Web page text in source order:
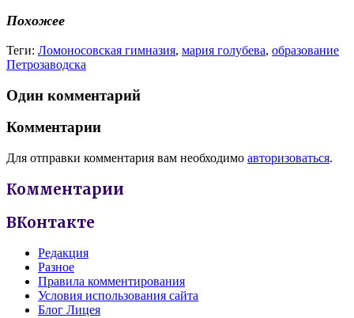
Похожее
Теги: Ломоносовская гимназия, мария голубева, образование
Петрозаводска
Один комментарий
Комментарии
Для отправки комментария вам необходимо авторизоваться.
Комментарии
ВКонтакте
Редакция
Разное
Правила комментирования
Условия использования сайта
Блог Лицея